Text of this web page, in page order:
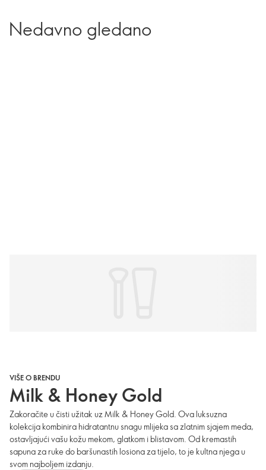
Nedavno gledano
VIŠE O BRENDU
Milk & Honey Gold
Zakoračite u čisti užitak uz Milk & Honey Gold. Ova luksuzna
kolekcija kombinira hidratantnu snagu mlijeka sa zlatnim sjajem meda,
ostavljajući vašu kožu mekom, glatkom i blistavom. Od kremastih
sapuna za ruke do baršunastih losiona za tijelo, to je kultna njega u
svom najboljem izdanju.